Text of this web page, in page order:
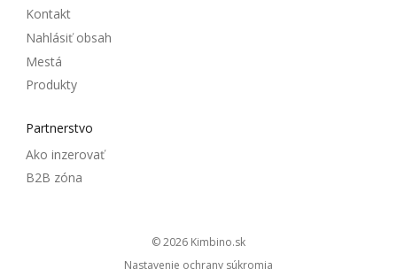
Kontakt
Nahlásiť obsah
Mestá
Produkty
Partnerstvo
Ako inzerovať
B2B zóna
© 2026
kimbino.sk
Nastavenie ochrany súkromia